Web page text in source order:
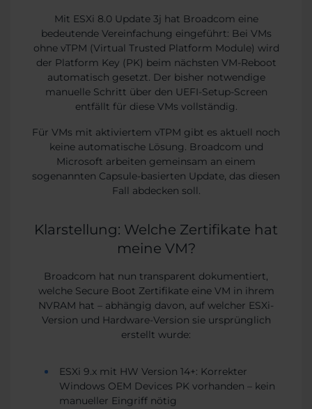
Mit ESXi 8.0 Update 3j hat Broadcom eine
bedeutende Vereinfachung eingeführt: Bei VMs
ohne vTPM (Virtual Trusted Platform Module) wird
der Platform Key (PK) beim nächsten VM-Reboot
automatisch gesetzt. Der bisher notwendige
manuelle Schritt über den UEFI-Setup-Screen
entfällt für diese VMs vollständig.
Für VMs mit aktiviertem vTPM gibt es aktuell noch
keine automatische Lösung. Broadcom und
Microsoft arbeiten gemeinsam an einem
sogenannten Capsule-basierten Update, das diesen
Fall abdecken soll.
Klarstellung: Welche Zertifikate hat
meine VM?
Broadcom hat nun transparent dokumentiert,
welche Secure Boot Zertifikate eine VM in ihrem
NVRAM hat – abhängig davon, auf welcher ESXi-
Version und Hardware-Version sie ursprünglich
erstellt wurde:
ESXi 9.x mit HW Version 14+: Korrekter
Windows OEM Devices PK vorhanden – kein
manueller Eingriff nötig